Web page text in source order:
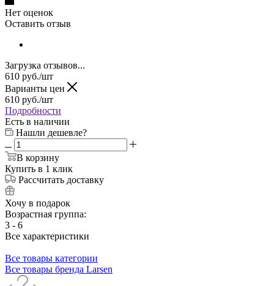
Нет оценок
Оставить отзыв
Загрузка отзывов...
610 руб./шт
Варианты цен
610 руб./шт
Подробности
Есть в наличии
Нашли дешевле?
В корзину
Купить в 1 клик
Рассчитать доставку
Хочу в подарок
Возрастная группа:
3 - 6
Все характеристики
Все товары категории
Все товары бренда Larsen